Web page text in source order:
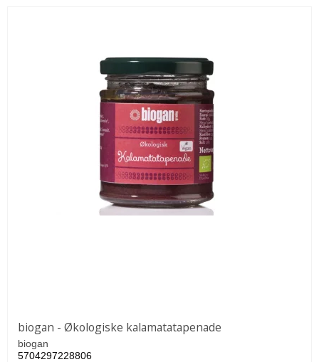
biogan - Økologiske kalamatatapenade
biogan
5704297228806